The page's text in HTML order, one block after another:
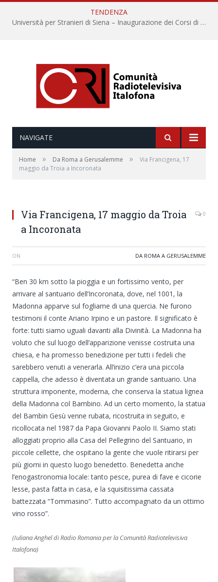
TENDENZA
Università per Stranieri di Siena – Inaugurazione dei Corsi di Lingua e Cultura Italiana, 109a annata
NAVIGATE
Home » Da Roma a Gerusalemme »
Via Francigena, 17
maggio da Troia a Incoronata
Via Francigena, 17 maggio da Troia
a Incoronata
0
ON DA ROMA A GERUSALEMME
“Ben 30 km sotto la pioggia e un fortissimo vento, per
arrivare al santuario dell’Incoronata, dove, nel 1001, la
Madonna apparve sul fogliame di una quercia. Ne furono
testimoni il conte Ariano Irpino e un pastore. Il significato è
forte: tutti siamo uguali davanti alla Divinità. La Madonna ha
voluto che sul luogo dell’apparizione venisse costruita una
chiesa, e ha promesso benedizione per tutti i fedeli che
sarebbero venuti a venerarla. All’inizio c’era una piccola
cappella, che adesso è diventata un grande santuario. Una
struttura imponente, moderna, che conserva la statua lignea
della Madonna col Bambino. Ad un certo momento, la statua
del Bambin Gesù venne rubata, ricostruita in seguito, e
ricollocata nel 1987 da Papa Giovanni Paolo II. Siamo stati
alloggiati proprio alla Casa del Pellegrino del Santuario, in
piccole cellette, che ospitano la gente che vuole ritirarsi per
più giorni in questo luogo benedetto. Benedetta anche
l’enogastronomia locale: tanto pesce, purea di fave e cicorie
lesse, pasta fatta in casa, e la squisitissima cassata
battezzata “Tommasino”. Tutto accompagnato da un ottimo
vino rosso”.
(Iuliana Anghel di Radio Romania per la Comunità Radiotelevisiva
Italofona)